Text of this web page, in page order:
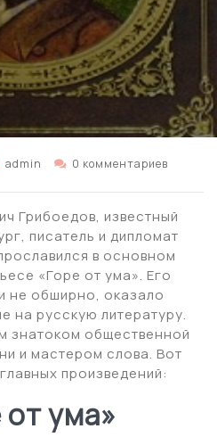
admin 0 комментариев
Грибоедов, известный
писатель и дипломат
в основном
«Горе от ума». Его
не обширно, оказало
на русскую литературу.
знатоком общественной
и мастером слова. Вот
произведений:
от ума»